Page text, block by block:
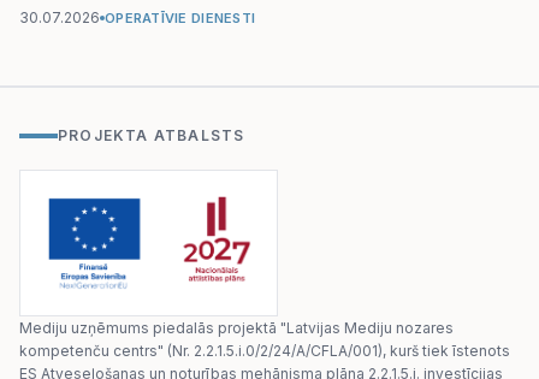
30.07.2026 OPERATĪVIE DIENESTI
PROJEKTA ATBALSTS
Mediju uzņēmums piedalās projektā "Latvijas Mediju nozares
kompetenču centrs" (Nr. 2.2.1.5.i.0/2/24/A/CFLA/001), kurš tiek īstenots
ES Atveseļošanas un noturības mehānisma plāna 2.2.1.5.i. investīcijas